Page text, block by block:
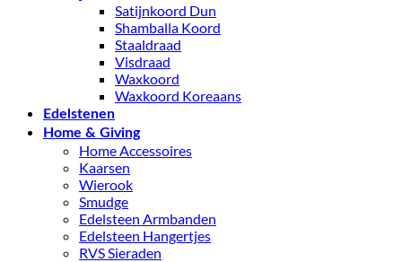
Satijnkoord Dun
Shamballa Koord
Staaldraad
Visdraad
Waxkoord
Waxkoord Koreaans
Edelstenen
Home & Giving
Home Accessoires
Kaarsen
Wierook
Smudge
Edelsteen Armbanden
Edelsteen Hangertjes
RVS Sieraden